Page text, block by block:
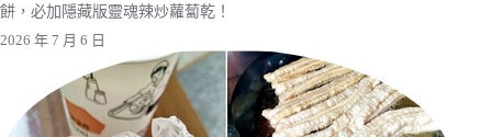
餅，必加隱藏版靈魂辣炒蘿蔔乾！
2026 年 7 月 6 日